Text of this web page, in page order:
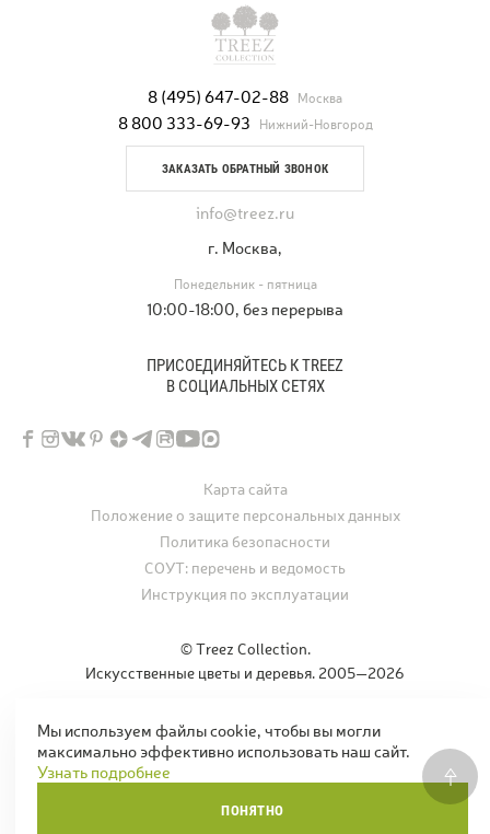
8 (495) 647-02-88 Москва
8 800 333-69-93 Нижний-Новгород
ЗАКАЗАТЬ ОБРАТНЫЙ ЗВОНОК
info@treez.ru
г. Москва,
Понедельник - пятница
10:00-18:00, без перерыва
ПРИСОЕДИНЯЙТЕСЬ К TREEZ
В СОЦИАЛЬНЫХ СЕТЯХ
© Treez Collection.
Искусственные цветы и деревья. 2005—2026
Карта сайта
Положение о защите персональных данных
Политика безопасности
СОУТ: перечень и ведомость
Инструкция по эксплуатации
Дизайн и разработка сайтаicrea.ru
Мы используем файлы cookie, чтобы вы могли
максимально эффективно использовать наш сайт.
Узнать подробнее
ПОНЯТНО